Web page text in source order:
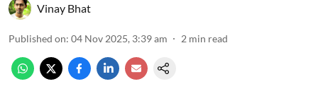
Vinay Bhat
Published on: 04 Nov 2025, 3:39 am 2 min read